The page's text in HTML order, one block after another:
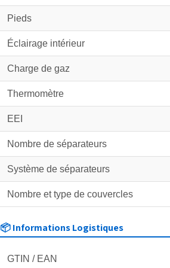
Pieds
Éclairage intérieur
Charge de gaz
Thermomètre
EEI
Nombre de séparateurs
Système de séparateurs
Nombre et type de couvercles
📦 Informations Logistiques
GTIN / EAN